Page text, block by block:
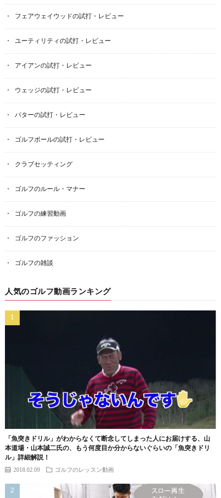
フェアウェイウッドの試打・レビュー
ユーティリティの試打・レビュー
アイアンの試打・レビュー
ウェッジの試打・レビュー
パターの試打・レビュー
ゴルフボールの試打・レビュー
クラブセッティング
ゴルフのルール・マナー
ゴルフの練習動画
ゴルフのファッション
ゴルフの雑談
人気のゴルフ動画ランキング
「魚突きドリル」がわからなくて断念してしまった人にお届けする、山
本道場・山本誠二氏の、もう何度目か分からないぐらいの「魚突きドリ
ル」詳細解説！
2018.02.09 ゴルフのレッスン動画